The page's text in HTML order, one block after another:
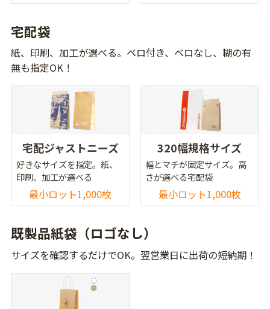
宅配袋
紙、印刷、加工が選べる。ベロ付き、ベロなし、糊の有
無も指定OK！
宅配ジャストニーズ
好きなサイズを指定。紙、
印刷、加工が選べる
最小ロット1,000枚
320幅規格サイズ
幅とマチが固定サイズ。高
さが選べる宅配袋
最小ロット1,000枚
既製品紙袋（ロゴなし）
サイズを確認するだけでOK。翌営業日に出荷の短納期！